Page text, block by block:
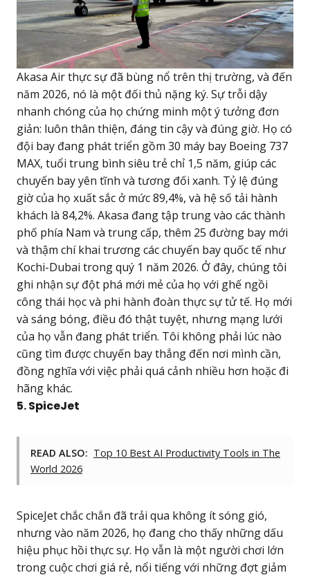
Akasa Air thực sự đã bùng nổ trên thị trường, và đến
năm 2026, nó là một đối thủ nặng ký. Sự trỗi dậy
nhanh chóng của họ chứng minh một ý tưởng đơn
giản: luôn thân thiện, đáng tin cậy và đúng giờ. Họ có
đội bay đang phát triển gồm 30 máy bay Boeing 737
MAX, tuổi trung bình siêu trẻ chỉ 1,5 năm, giúp các
chuyến bay yên tĩnh và tương đối xanh. Tỷ lệ đúng
giờ của họ xuất sắc ở mức 89,4%, và hệ số tải hành
khách là 84,2%. Akasa đang tập trung vào các thành
phố phía Nam và trung cấp, thêm 25 đường bay mới
và thậm chí khai trương các chuyến bay quốc tế như
Kochi-Dubai trong quý 1 năm 2026. Ở đây, chúng tôi
ghi nhận sự đột phá mới mẻ của họ với ghế ngồi
công thái học và phi hành đoàn thực sự tử tế. Họ mới
và sáng bóng, điều đó thật tuyệt, nhưng mạng lưới
của họ vẫn đang phát triển. Tôi không phải lúc nào
cũng tìm được chuyến bay thẳng đến nơi mình cần,
đồng nghĩa với việc phải quá cảnh nhiều hơn hoặc đi
hãng khác.
5. SpiceJet
READ ALSO: Top 10 Best AI Productivity Tools in The
World 2026
SpiceJet chắc chắn đã trải qua không ít sóng gió,
nhưng vào năm 2026, họ đang cho thấy những dấu
hiệu phục hồi thực sự. Họ vẫn là một người chơi lớn
trong cuộc chơi giá rẻ, nổi tiếng với những đợt giảm